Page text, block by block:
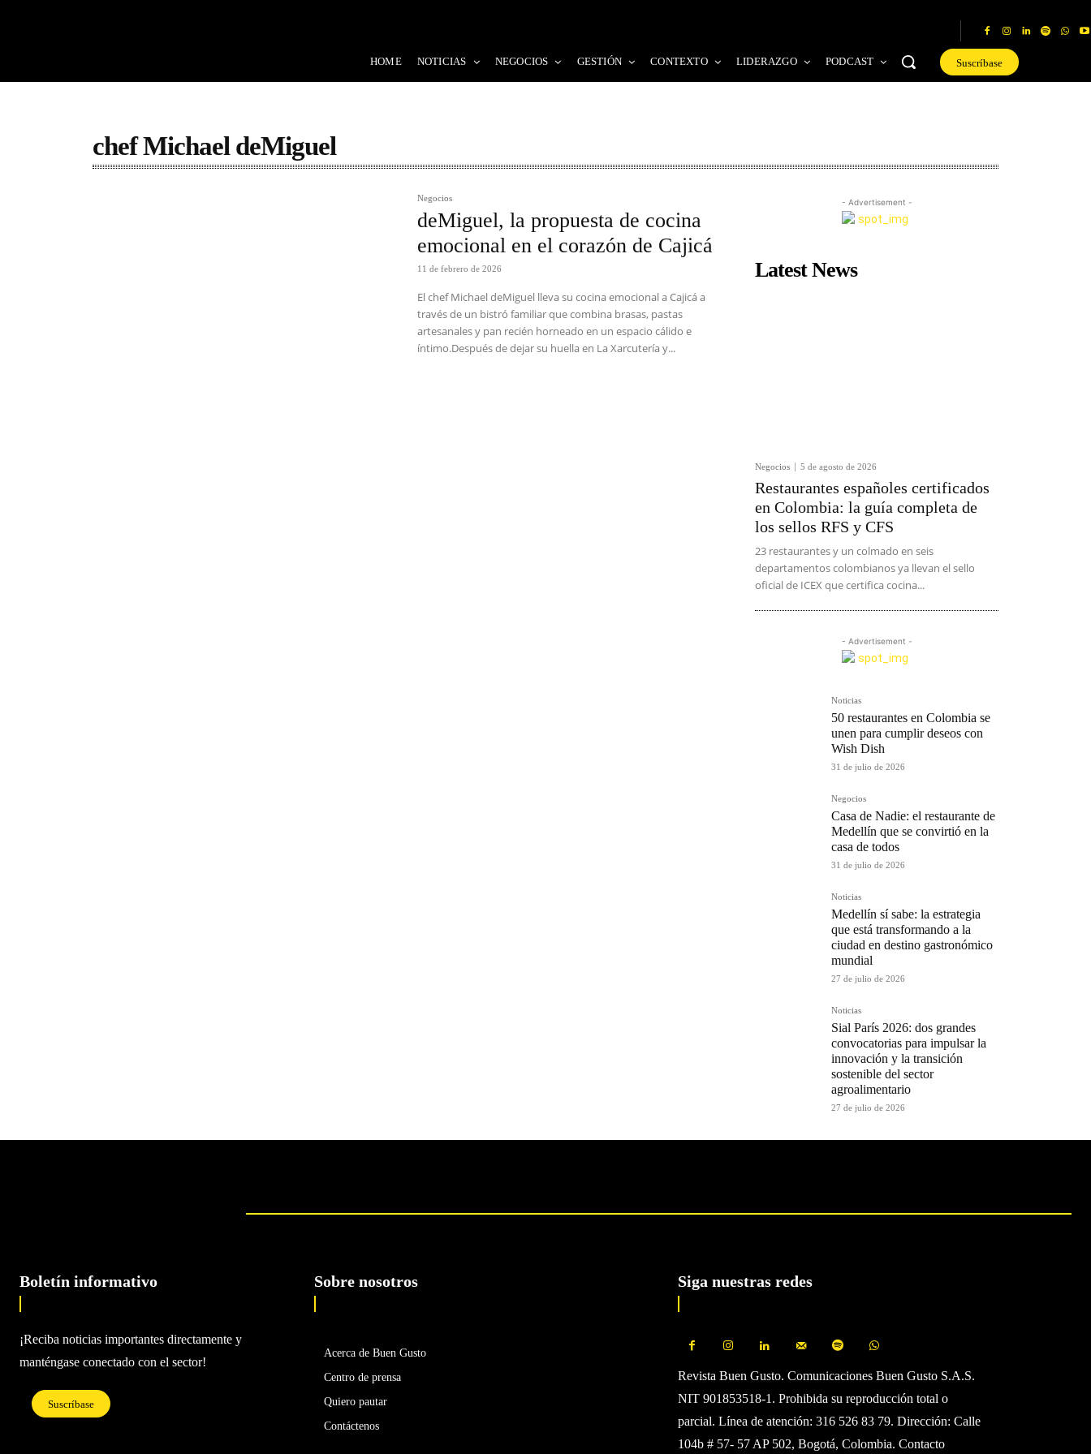
HOME NOTICIAS NEGOCIOS GESTIÓN CONTEXTO LIDERAZGO PODCAST Suscríbase
chef Michael deMiguel
Negocios
deMiguel, la propuesta de cocina
emocional en el corazón de Cajicá
11 de febrero de 2026
El chef Michael deMiguel lleva su cocina emocional a Cajicá a
través de un bistró familiar que combina brasas, pastas
artesanales y pan recién horneado en un espacio cálido e
íntimo.Después de dejar su huella en La Xarcutería y...
- Advertisement -
Latest News
Negocios 5 de agosto de 2026
Restaurantes españoles certificados
en Colombia: la guía completa de
los sellos RFS y CFS
23 restaurantes y un colmado en seis
departamentos colombianos ya llevan el sello
oficial de ICEX que certifica cocina...
- Advertisement -
Noticias
50 restaurantes en Colombia se
unen para cumplir deseos con
Wish Dish
31 de julio de 2026
Negocios
Casa de Nadie: el restaurante de
Medellín que se convirtió en la
casa de todos
31 de julio de 2026
Noticias
Medellín sí sabe: la estrategia
que está transformando a la
ciudad en destino gastronómico
mundial
27 de julio de 2026
Noticias
Sial París 2026: dos grandes
convocatorias para impulsar la
innovación y la transición
sostenible del sector
agroalimentario
27 de julio de 2026
Boletín informativo
¡Reciba noticias importantes directamente y
manténgase conectado con el sector!
Suscríbase
Sobre nosotros
Acerca de Buen Gusto
Centro de prensa
Quiero pautar
Contáctenos
Siga nuestras redes
Revista Buen Gusto. Comunicaciones Buen Gusto S.A.S.
NIT 901853518-1. Prohibida su reproducción total o
parcial. Línea de atención: 316 526 83 79. Dirección: Calle
104b # 57- 57 AP 502, Bogotá, Colombia. Contacto